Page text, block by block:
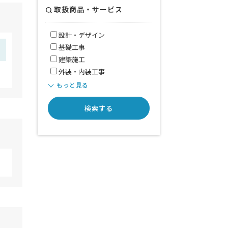
取扱商品・サービス
設計・デザイン
基礎工事
建築施工
外装・内装工事
もっと見る
検索する